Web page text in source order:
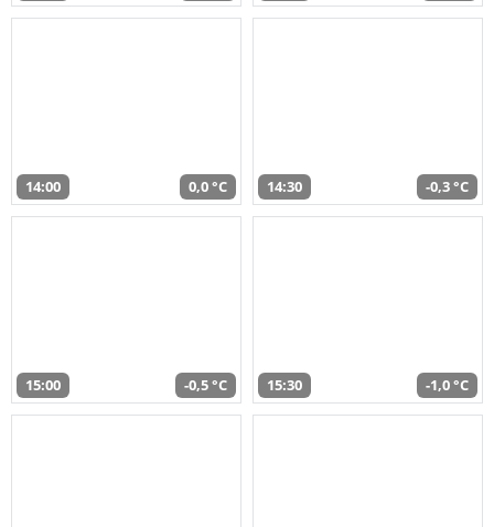
14:00 0,0 °C 14:30 -0,3 °C
15:00 -0,5 °C 15:30 -1,0 °C